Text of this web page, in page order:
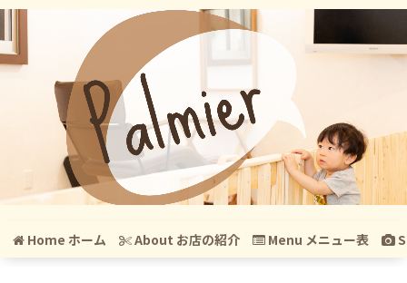
Home ホーム About お店の紹介 Menu メニュー表